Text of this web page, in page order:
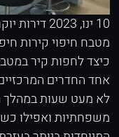
10 ינו, 2023 דירות
מטבח חיפוי קירות
כיצד לחפות קיר
אחד החדרים
לא מעט שעות במהלך
משפחתיות ואפילו